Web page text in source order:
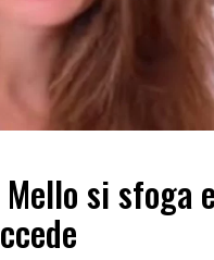
Mello si